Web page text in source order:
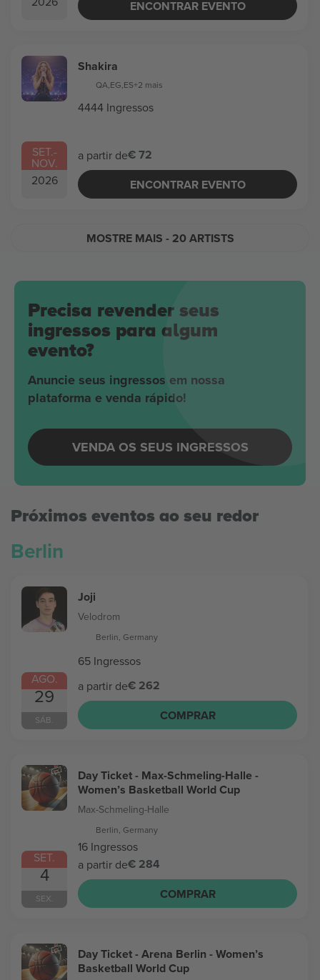
ENCONTRAR EVENTO
SET.-
NOV.
2026
Shakira
QA,EG,ES+2 mais
4444 Ingressos
a partir de€ 72
ENCONTRAR EVENTO
MOSTRE MAIS - 20 ARTISTS
Precisa revender seus
ingressos para algum
evento?
Anuncie seus ingressos em nossa
plataforma e venda rápido!
VENDA OS SEUS INGRESSOS
Próximos eventos ao seu redor
Berlin
AGO.
29
SÁB.
Joji
Velodrom
Berlin, Germany
65 Ingressos
a partir de€ 262
COMPRAR
SET.
4
SEX.
Day Ticket - Max-Schmeling-Halle -
Women’s Basketball World Cup
Max-Schmeling-Halle
Berlin, Germany
16 Ingressos
a partir de€ 284
COMPRAR
Day Ticket - Arena Berlin - Women’s
Basketball World Cup